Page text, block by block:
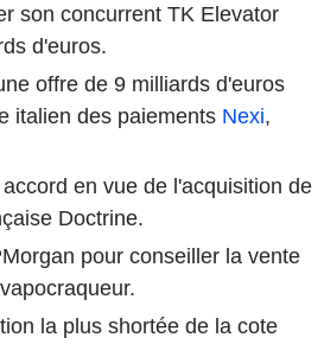
son concurrent TK Elevator
d'euros.
offre de 9 milliards d'euros
italien des paiements Nexi,
en vue de l'acquisition de
Doctrine.
pour conseiller la vente
la plus shortée de la cote